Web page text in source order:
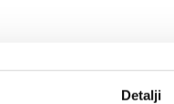
Detalji